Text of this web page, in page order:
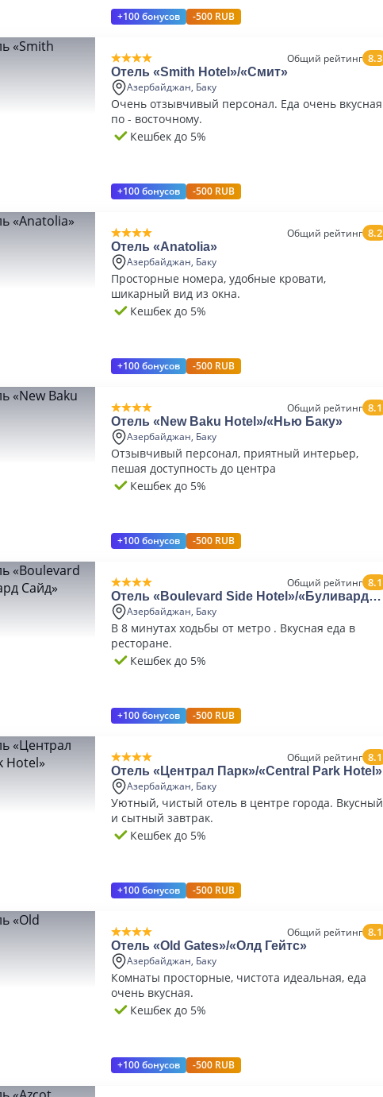
+100 бонусов -500 RUB
Общий рейтинг 8.3
Отель «Smith Hotel»/«Смит»
Азербайджан, Баку
Очень отзывчивый персонал. Еда очень вкусная
по - восточному.
Кешбек до 5%
+100 бонусов -500 RUB
Общий рейтинг 8.2
Отель «Anatolia»
Азербайджан, Баку
Просторные номера, удобные кровати,
шикарный вид из окна.
Кешбек до 5%
+100 бонусов -500 RUB
Общий рейтинг 8.1
Отель «New Baku Hotel»/«Нью Баку»
Азербайджан, Баку
Отзывчивый персонал, приятный интерьер,
пешая доступность до центра
Кешбек до 5%
+100 бонусов -500 RUB
Общий рейтинг 8.1
Отель «Boulevard Side Hotel»/«Буливард
Сайд»
Азербайджан, Баку
В 8 минутах ходьбы от метро . Вкусная еда в
ресторане.
Кешбек до 5%
+100 бонусов -500 RUB
Общий рейтинг 8.1
Отель «Централ Парк»/«Central Park Hotel»
Азербайджан, Баку
Уютный, чистый отель в центре города. Вкусный
и сытный завтрак.
Кешбек до 5%
+100 бонусов -500 RUB
Общий рейтинг 8.1
Отель «Old Gates»/«Олд Гейтс»
Азербайджан, Баку
Комнаты просторные, чистота идеальная, еда
очень вкусная.
Кешбек до 5%
+100 бонусов -500 RUB